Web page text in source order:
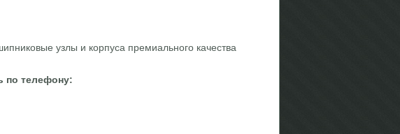
узлы и корпуса премиального качества
по телефону: